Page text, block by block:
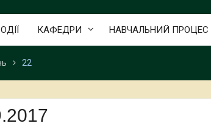
КАФЕДРИ НАВЧАЛЬНИЙ ПРОЦЕС
22